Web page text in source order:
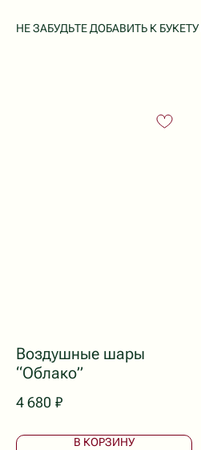
НЕ ЗАБУДЬТЕ ДОБАВИТЬ К
Воздушные шары
“Облако”
4 680 ₽
В КОРЗИНУ